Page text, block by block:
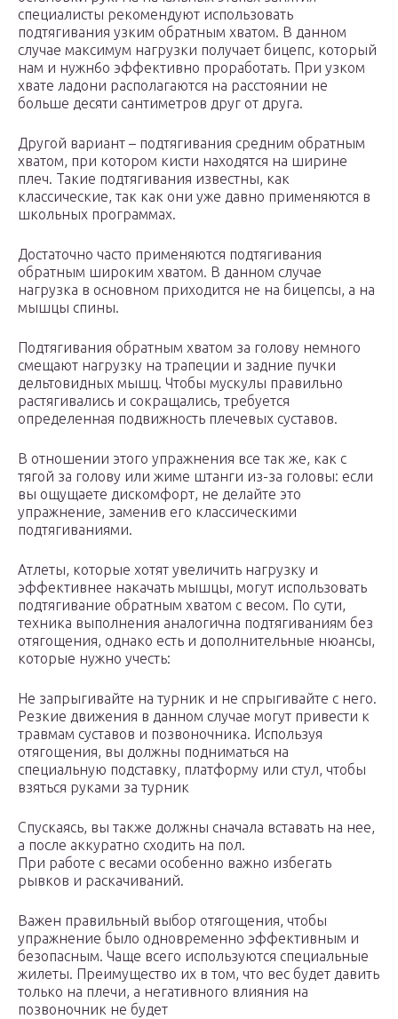
специалисты рекомендуют использовать
подтягивания узким обратным хватом. В данном
случае максимум нагрузки получает бицепс, который
нам и нужн6о эффективно проработать. При узком
хвате ладони располагаются на расстоянии не
больше десяти сантиметров друг от друга.
Другой вариант – подтягивания средним обратным
хватом, при котором кисти находятся на ширине
плеч. Такие подтягивания известны, как
классические, так как они уже давно применяются в
школьных программах.
Достаточно часто применяются подтягивания
обратным широким хватом. В данном случае
нагрузка в основном приходится не на бицепсы, а на
мышцы спины.
Подтягивания обратным хватом за голову немного
смещают нагрузку на трапеции и задние пучки
дельтовидных мышц. Чтобы мускулы правильно
растягивались и сокращались, требуется
определенная подвижность плечевых суставов.
В отношении этого упражнения все так же, как с
тягой за голову или жиме штанги из-за головы: если
вы ощущаете дискомфорт, не делайте это
упражнение, заменив его классическими
подтягиваниями.
Атлеты, которые хотят увеличить нагрузку и
эффективнее накачать мышцы, могут использовать
подтягивание обратным хватом с весом. По сути,
техника выполнения аналогична подтягиваниям без
отягощения, однако есть и дополнительные нюансы,
которые нужно учесть:
Не запрыгивайте на турник и не спрыгивайте с него.
Резкие движения в данном случае могут привести к
травмам суставов и позвоночника. Используя
отягощения, вы должны подниматься на
специальную подставку, платформу или стул, чтобы
взяться руками за турник
Спускаясь, вы также должны сначала вставать на нее,
а после аккуратно сходить на пол.
При работе с весами особенно важно избегать
рывков и раскачиваний.
Важен правильный выбор отягощения, чтобы
упражнение было одновременно эффективным и
безопасным. Чаще всего используются специальные
жилеты. Преимущество их в том, что вес будет давить
только на плечи, а негативного влияния на
позвоночник не будет